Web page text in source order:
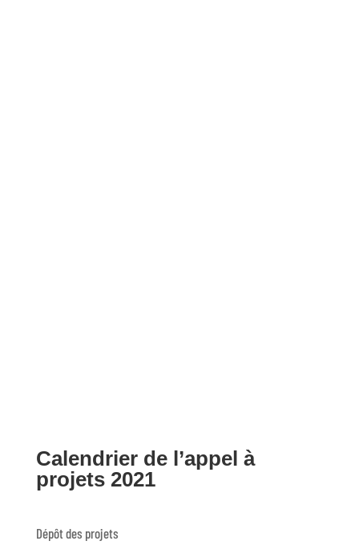
Calendrier de l’appel à
projets 2021
Dépôt des projets